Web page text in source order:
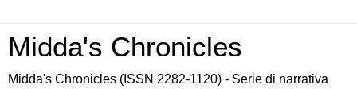
Midda's Chronicles
Midda's Chronicles (ISSN 2282-1120) - Serie di narrativa